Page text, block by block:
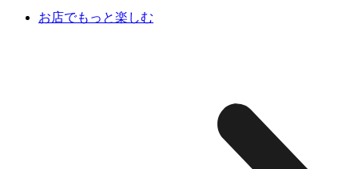
お店でもっと楽しむ